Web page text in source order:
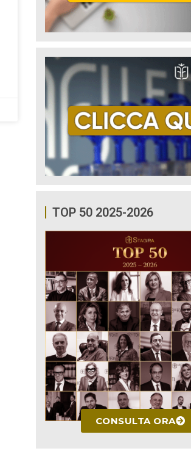
TOP 50 2025-2026
CONSULTA ORA